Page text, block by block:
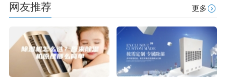
网友推荐 更多